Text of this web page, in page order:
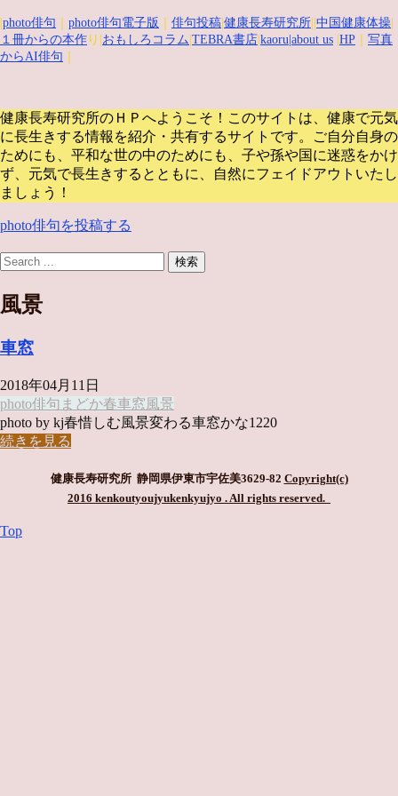
photo俳句 photo俳句電子版 俳句投稿 健康長寿研究所 中国健康体操
１冊からの本作 り| おもしろコラム TEBRA書店 kaoru |about us HP
写真
からAI俳句
健康長寿研究所のＨＰへようこそ！このサイトは、健康で元気
に長生きする情報を紹介・共有するサイトです。
ご自分自身の
ためにも、平和な世の中のためにも、子や孫や国に迷惑をかけ
ず、元気で長生きするとともに、自然にフェイドアウトいたし
ましょう！
photo俳句を投稿する
風景
車窓
2018年04月11日
photo俳句 まどか春車窓 風景
photo by kj春惜しむ風景変わる車窓かな1220
続きを見る
健康長寿研究所 静岡県伊東市宇佐美3629-82 Copyright(c)
2016 kenkoutyoujyukenkyujyo . All rights reserved.
Top